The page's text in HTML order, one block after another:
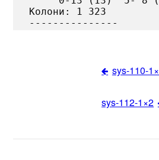
Колони: 1 323
sys-110-
sys-112-1×2